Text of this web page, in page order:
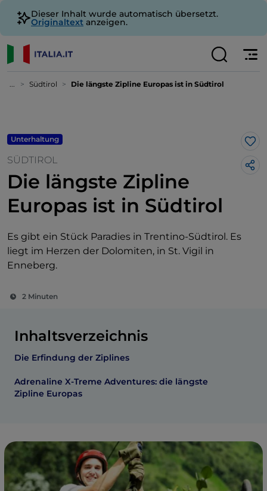
Dieser Inhalt wurde automatisch übersetzt.
Originaltext anzeigen.
... Südtirol Die längste Zipline Europas ist in Südtirol
Unterhaltung
SÜDTIROL
Die längste Zipline
Europas ist in Südtirol
Es gibt ein Stück Paradies in Trentino-Südtirol. Es
liegt im Herzen der Dolomiten, in St. Vigil in
Enneberg.
2 Minuten
Inhaltsverzeichnis
Die Erfindung der Ziplines
Adrenaline X-Treme Adventures: die längste
Zipline Europas